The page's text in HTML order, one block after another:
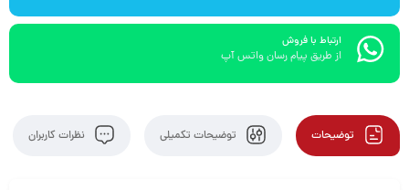
ارتباط با فروش
از طریق پیام رسان واتس آپ
توضیحات توضیحات تکمیلی نظرات کاربران